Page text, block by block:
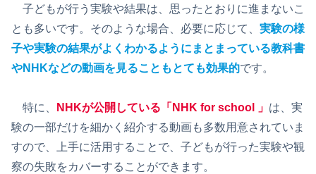
子どもが行う実験や結果は、思ったとおりに進まないこ
とも多いです。そのような場合、必要に応じて、 実験の様
子や実験の結果がよくわかるようにまとまっている教科書
やNHKなどの動画を見ることもとても効果的です。
特に、 NHKが公開している「NHK for school 」 は、実
験の一部だけを細かく紹介する動画も多数用意されていま
すので、上手に活用することで、子どもが行った実験や観
察の失敗をカバーすることができます。